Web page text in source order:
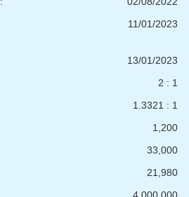
11/01/2023
13/01/2023
2 : 1
1.3321 : 1
1,200
33,000
21,980